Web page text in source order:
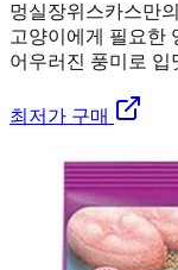
멍실장위스카스만
고양이에게 필요한
어우러진 풍미로 입
최저가 구매